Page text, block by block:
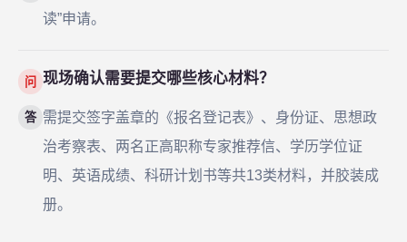
读”申请。
问 现场确认需要提交哪些核心材料？
答 需提交签字盖章的《报名登记表》、身份证、思想政
治考察表、两名正高职称专家推荐信、学历学位证
明、英语成绩、科研计划书等共13类材料，并胶装成
册。